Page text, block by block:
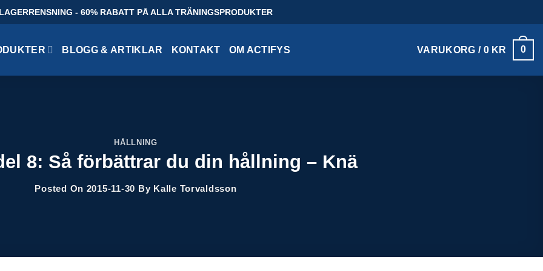
LAGERRENSNING - 60% RABATT PÅ ALLA TRÄNINGSPRODUKTER
BLOGG & ARTIKLAR KONTAKT OM ACTIFYS VARUKORG / 0 KR 0
HÅLLNING
8: Så förbättrar du din hållning – Knä
Posted On 2015-11-30 By Kalle Torvaldsson